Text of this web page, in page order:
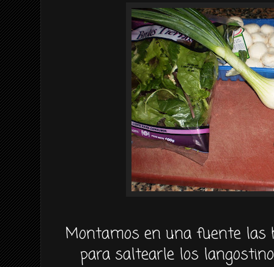
Montamos en una fuente las
para saltearle los